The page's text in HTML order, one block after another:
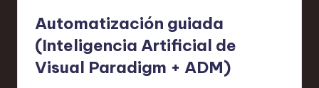
Automatización guiada
(Inteligencia Artificial de
Visual Paradigm + ADM)